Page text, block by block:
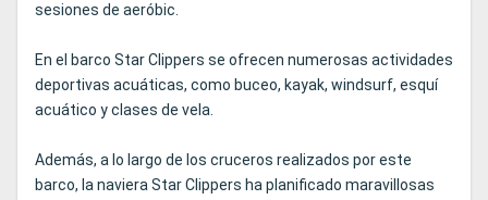
sesiones de aeróbic.
En el barco Star Clippers se ofrecen numerosas actividades
deportivas acuáticas, como buceo, kayak, windsurf, esquí
acuático y clases de vela.
Además, a lo largo de los cruceros realizados por este
barco, la naviera Star Clippers ha planificado maravillosas